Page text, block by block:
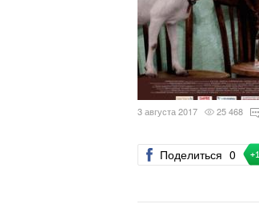
3 августа 2017 25 468
Поделиться 0